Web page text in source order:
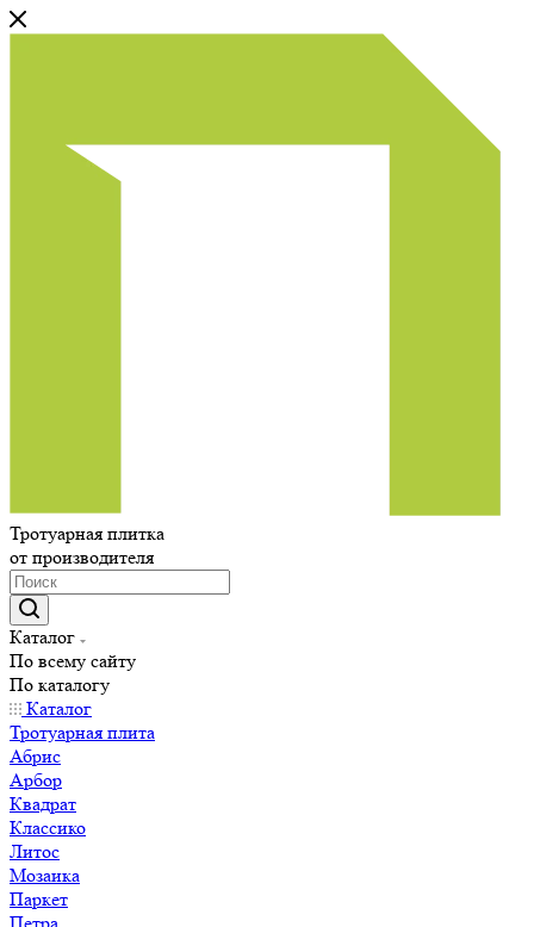
Тротуарная плитка
от производителя
Каталог
По всему сайту
По каталогу
Каталог
Тротуарная плита
Абрис
Арбор
Квадрат
Классико
Литос
Мозаика
Паркет